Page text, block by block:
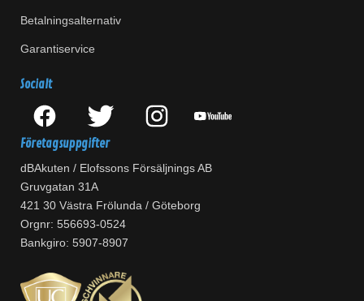
Betalningsalternativ
Garantiservice
Socialt
Företagsuppgifter
dBAkuten / Elofssons Försäljnings AB
Gruvgatan 31A
421 30 Västra Frölunda / Göteborg
Orgnr: 556693-0524
Bankgiro: 5907-8907